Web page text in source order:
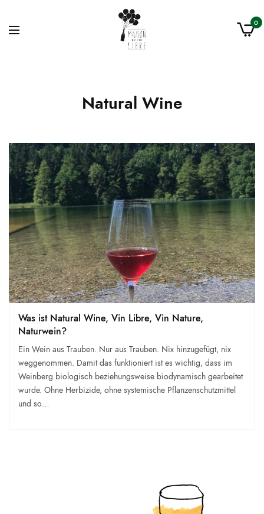
0
Natural Wine
Was ist Natural Wine, Vin Libre, Vin Nature,
Naturwein?
Ein Wein aus Trauben. Nur aus Trauben. Nix hinzugefügt, nix
weggenommen. Damit das funktioniert ist es wichtig, dass im
Weinberg biologisch beziehungsweise biodynamisch gearbeitet
wurde. Ohne Herbizide, ohne systemische Pflanzenschutzmittel
und so…